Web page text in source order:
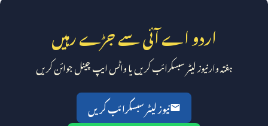
اردو اے آئی سے جڑے رہیں
ہفتہ وار نیوز لیٹر سبسکرائب کریں یا واٹس ایپ چینل جوائن کریں
نیوز لیٹر سبسکرائب کریں